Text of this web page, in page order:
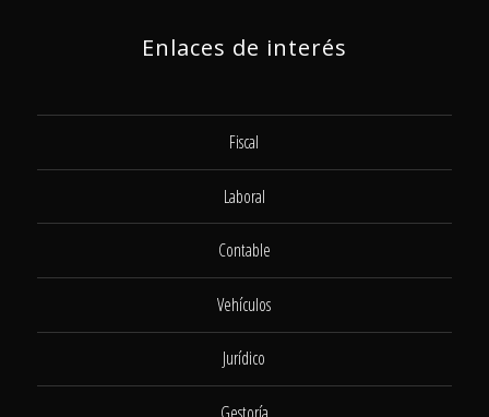
Enlaces de interés
Fiscal
Laboral
Contable
Vehículos
Jurídico